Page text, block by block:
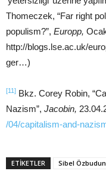
Thomeczek, “Far right
populism?”, Europp,
http://blogs.lse.ac.uk/
ger…)
[11] Bkz. Corey Robin,
Nazism”, Jacobin,
/04/capitalism-and-
ETIKETLER Sibel Özbudun